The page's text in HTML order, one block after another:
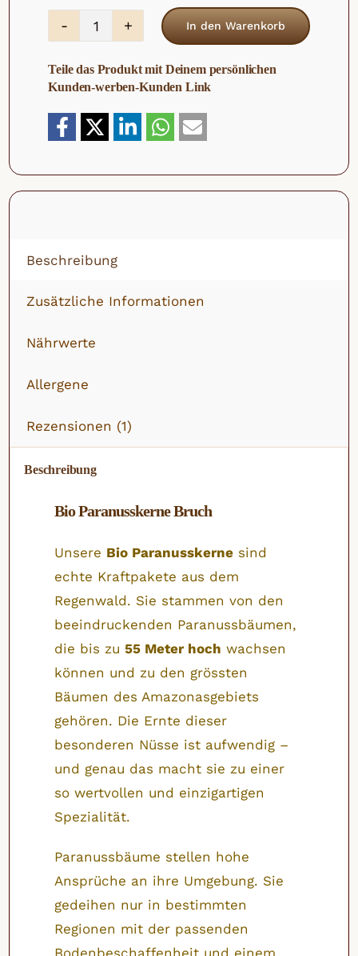
Bio
Paranusskerne
Bruch
Menge
In den Warenkorb
Teile das Produkt mit Deinem persönlichen
Kunden-werben-Kunden Link
Beschreibung
Zusätzliche Informationen
Nährwerte
Allergene
Rezensionen (1)
Beschreibung
Bio Paranusskerne Bruch
Unsere Bio Paranusskerne sind
echte Kraftpakete aus dem
Regenwald. Sie stammen von den
beeindruckenden Paranussbäumen,
die bis zu55 Meter hoch wachsen
können und zu den grössten
Bäumen des Amazonasgebiets
gehören. Die Ernte dieser
besonderen Nüsse ist aufwendig –
und genau das macht sie zu einer
so wertvollen und einzigartigen
Spezialität.
Paranussbäume stellen hohe
Ansprüche an ihre Umgebung. Sie
gedeihen nur in bestimmten
Regionen mit der passenden
Bodenbeschaffenheit und einem